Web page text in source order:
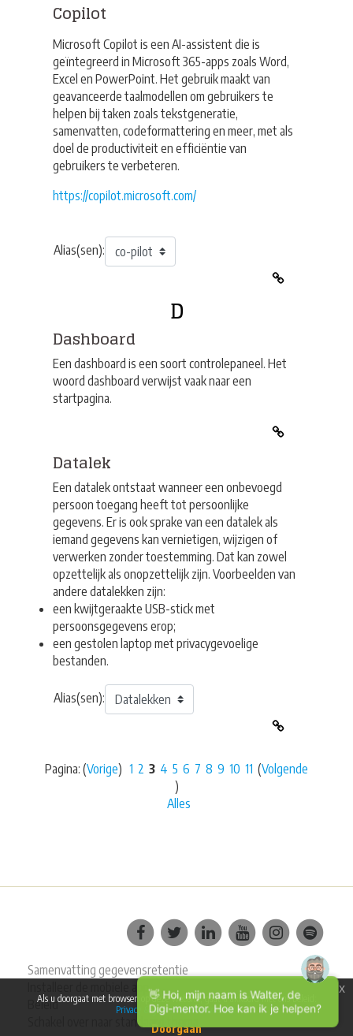
Copilot
Microsoft Copilot is een AI-assistent die is
geïntegreerd in Microsoft 365-apps zoals Word,
Excel en PowerPoint. Het gebruik maakt van
geavanceerde taalmodellen om gebruikers te
helpen bij taken zoals tekstgeneratie,
samenvatten, codeformattering en meer, met als
doel de productiviteit en efficiëntie van
gebruikers te verbeteren.
https://copilot.microsoft.com/
Alias(sen):
D
Dashboard
Een dashboard is een soort controlepaneel. Het
woord dashboard verwijst vaak naar een
startpagina.
Datalek
Een datalek ontstaat wanneer een onbevoegd
persoon toegang heeft tot persoonlijke
gegevens. Er is ook sprake van een datalek als
iemand gegevens kan vernietigen, wijzigen of
verwerken zonder toestemming. Dat kan zowel
opzettelijk als onopzettelijk zijn. Voorbeelden van
andere datalekken zijn:
een kwijtgeraakte USB-stick met
persoonsgegevens erop;
een gestolen laptop met privacygevoelige
bestanden.
Alias(sen):
Pagina: (Vorige) 1 2 3 4 5 6 7 8 9 10 11 (Volgende
)
Alles
Samenvatting gegevensretentie
Installeer de mobiele app
Beleid
Schakel over naar standaard thema
Als u doorgaat met browsen op deze website, gaat u akkoord met ons beleid:
Privacy & gebruikersvoorwaarden
Doorgaan
x
👋 Hoi, mijn naam is Walter, de
Digi-mentor. Hoe kan ik je helpen?